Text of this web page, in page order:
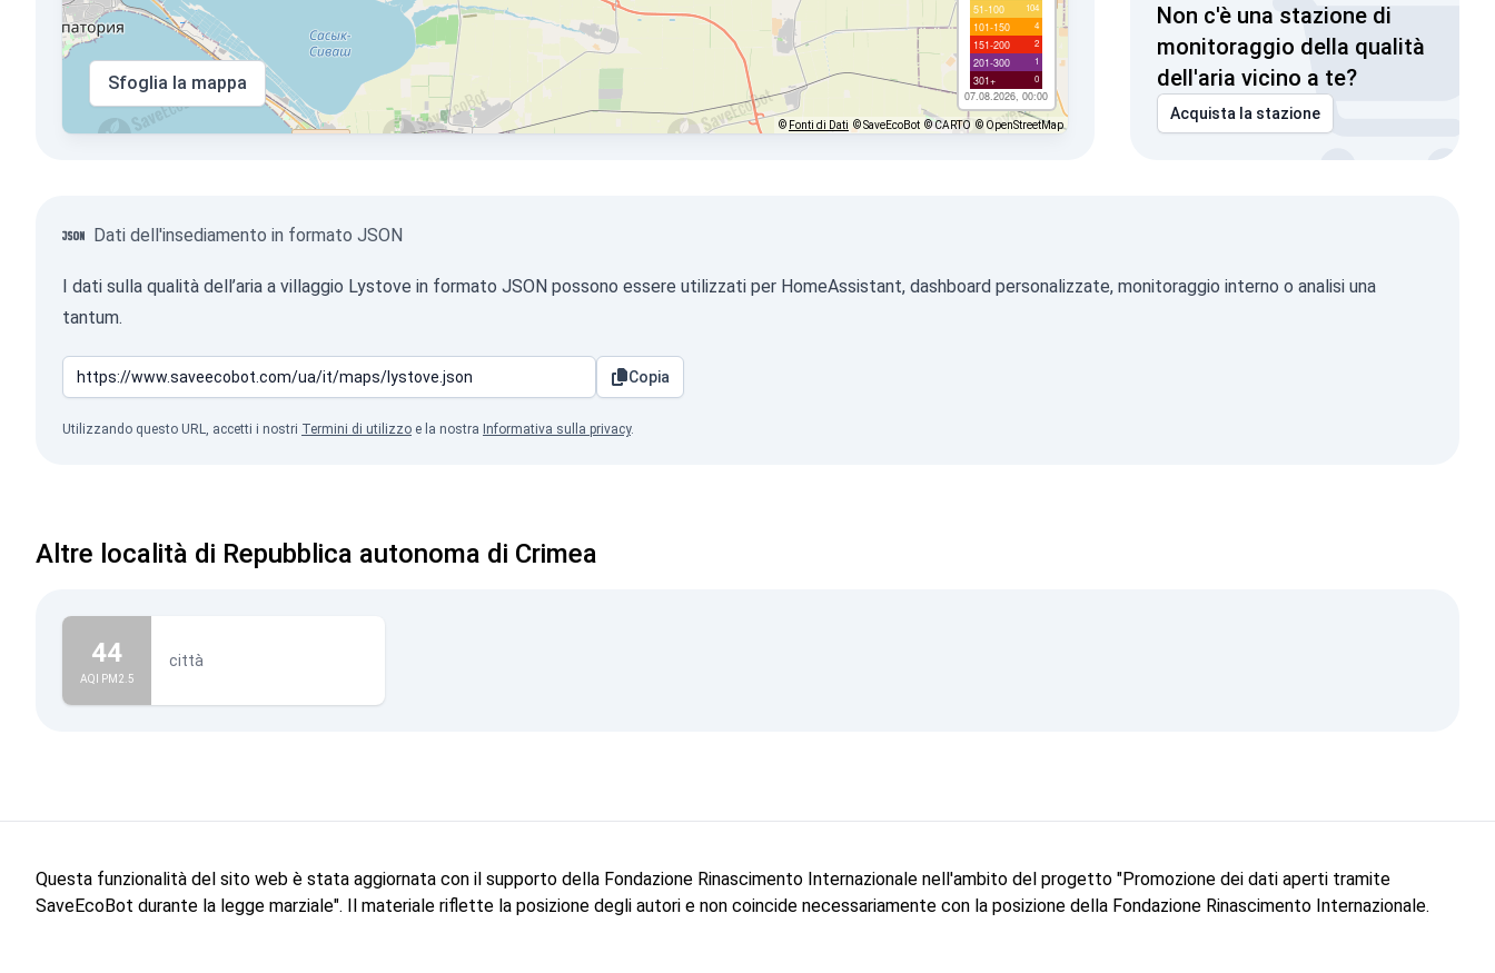
51-100 104
101-150 4
151-200 2
201-300 1
301+ 0
07.08.2026, 00:00
Sfoglia la mappa
© Fonti di Dati © SaveEcoBot © CARTO © OpenStreetMap
Non c'è una stazione di
monitoraggio della qualità
dell'aria vicino a te?
Acquista la stazione
Dati dell'insediamento in formato JSON
I dati sulla qualità dell’aria a villaggio Lystove in formato JSON possono essere utilizzati per HomeAssistant, dashboard personalizzate, monitoraggio interno o analisi una
tantum.
Copia
Utilizzando questo URL, accetti i nostri Termini di utilizzo e la nostra Informativa sulla privacy.
Altre località di Repubblica autonoma di Crimea
44
AQI PM2.5
città
Questa funzionalità del sito web è stata aggiornata con il supporto della Fondazione Rinascimento Internazionale nell'ambito del progetto "Promozione dei dati aperti tramite
SaveEcoBot durante la legge marziale". Il materiale riflette la posizione degli autori e non coincide necessariamente con la posizione della Fondazione Rinascimento Internazionale.